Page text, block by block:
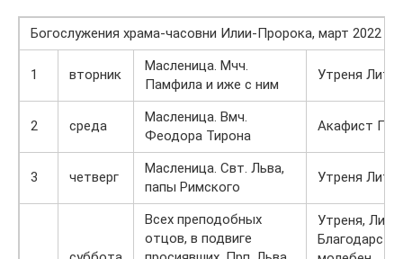
Богослужения храма-часовни Илии-Пророка, март 2022
1 вторник
Масленица. Мчч.
Памфила и иже с ним
Утреня
2 среда
Масленица. Вмч.
Феодора Тирона
Акафист
3 четверг
Масленица. Свт. Льва,
папы Римского
Утреня
Всех преподобных
отцов, в подвиге
Утреня,
Благодарств.